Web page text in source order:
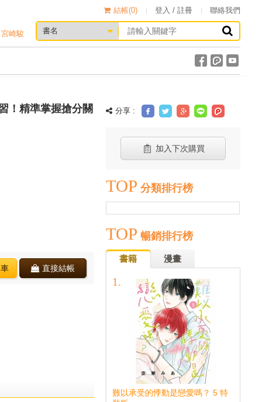
結帳(0) 登入 / 註冊 聯絡我們
宮崎駿
！精準掌握搶分關
直接結帳
分享 :
加入下次購買
TOP 分類排行榜
TOP 暢銷排行榜
書籍 漫畫
難以承受的悸動是戀愛嗎？ 5 特